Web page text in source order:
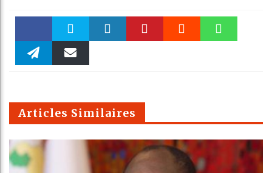
Faceboo Twitter
m
Articles Similaires